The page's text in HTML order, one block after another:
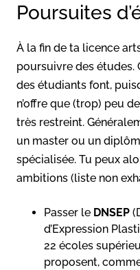
Poursuites
À la fin de ta licence
poursuivre des études.
des étudiants font,
n’offre que (trop) peu
très restreint.
un master ou un
spécialisée. Tu peux
ambitions (liste non
Passer le DNSEP
d’Expression
22 écoles
proposent,